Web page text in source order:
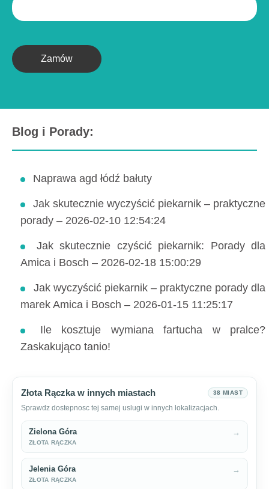
Zamów
Blog i Porady:
Naprawa agd łódź bałuty
Jak skutecznie wyczyścić piekarnik – praktyczne
porady – 2026-02-10 12:54:24
Jak skutecznie czyścić piekarnik: Porady dla
Amica i Bosch – 2026-02-18 15:00:29
Jak wyczyścić piekarnik – praktyczne porady dla
marek Amica i Bosch – 2026-01-15 11:25:17
Ile kosztuje wymiana fartucha w pralce?
Zaskakująco tanio!
Złota Rączka w innych miastach 38 MIAST
Sprawdz dostepnosc tej samej uslugi w innych lokalizacjach.
Zielona Góra
ZŁOTA RĄCZKA
→
Jelenia Góra
ZŁOTA RĄCZKA
→